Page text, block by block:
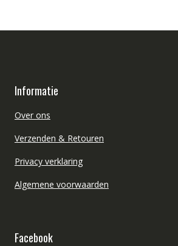
Informatie
Over ons
Verzenden & Retouren
Privacy verklaring
Algemene voorwaarden
Facebook